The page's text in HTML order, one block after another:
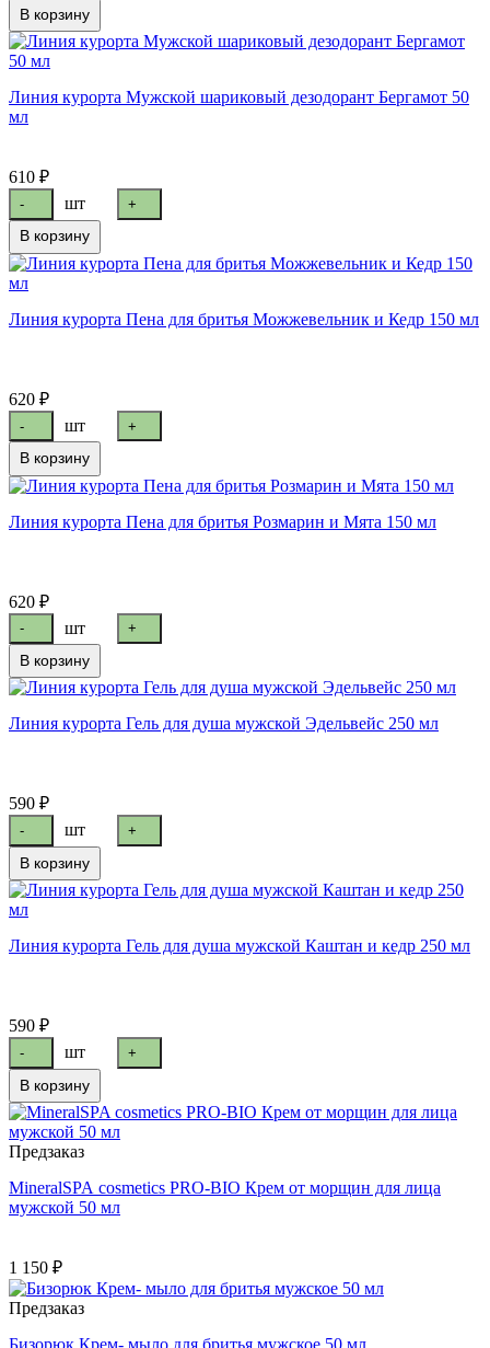
В корзину
Линия курорта Мужской шариковый дезодорант Бергамот 50
мл
610 ₽
- шт +
В корзину
Линия курорта Пена для бритья Можжевельник и Кедр 150 мл
620 ₽
- шт +
В корзину
Линия курорта Пена для бритья Розмарин и Мята 150 мл
620 ₽
- шт +
В корзину
Линия курорта Гель для душа мужской Эдельвейс 250 мл
590 ₽
- шт +
В корзину
Линия курорта Гель для душа мужской Каштан и кедр 250 мл
590 ₽
- шт +
В корзину
Предзаказ
MineralSPA cosmetics PRO-BIO Крем от морщин для лица
мужской 50 мл
1 150 ₽
Предзаказ
Бизорюк Крем- мыло для бритья мужское 50 мл